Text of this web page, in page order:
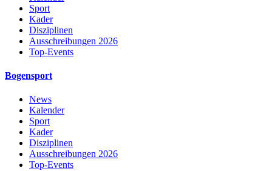
Sport
Kader
Disziplinen
Ausschreibungen 2026
Top-Events
Bogensport
News
Kalender
Sport
Kader
Disziplinen
Ausschreibungen 2026
Top-Events